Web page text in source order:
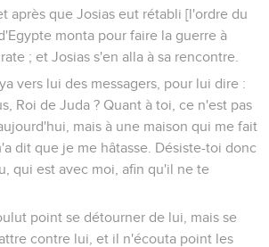
après que Josias eut rétabli [l'ordre du
monta pour faire la guerre à
; et Josias s'en alla à sa rencontre.
vers lui des messagers, pour lui dire :
Roi de Juda ? Quant à toi, ce n'est pas
mais à une maison qui me fait
dit que je me hâtasse. Désiste-toi donc
qui est avec moi, afin qu'il ne te
point se détourner de lui, mais se
contre lui, et il n'écouta point les